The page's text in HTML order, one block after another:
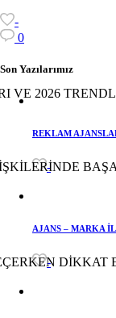
-
0
Son Yazılarımız
REKLAM
-
AJANS – MARKA
-